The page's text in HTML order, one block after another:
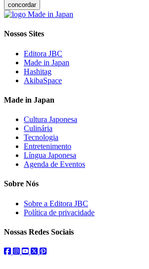
concordar
Nossos Sites
Editora JBC
Made in Japan
Hashitag
AkibaSpace
Made in Japan
Cultura Japonesa
Culinária
Tecnologia
Entretenimento
Língua Japonesa
Agenda de Eventos
Sobre Nós
Sobre a Editora JBC
Política de privacidade
Nossas Redes Sociais
facebook
instagram
youtube
twitterpinterest